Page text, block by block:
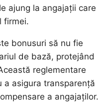
ajung la angajații care
firmei.
bonusuri să nu fie
de bază, protejând
reglementare
a asigura transparență
a angajaților.